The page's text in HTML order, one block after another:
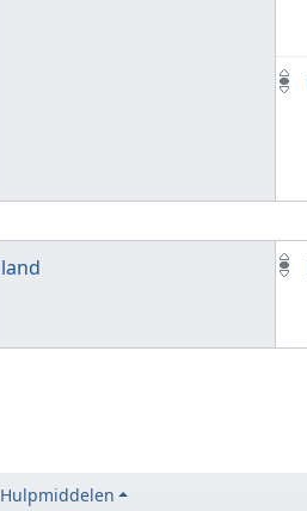
land
Hulpmiddelen